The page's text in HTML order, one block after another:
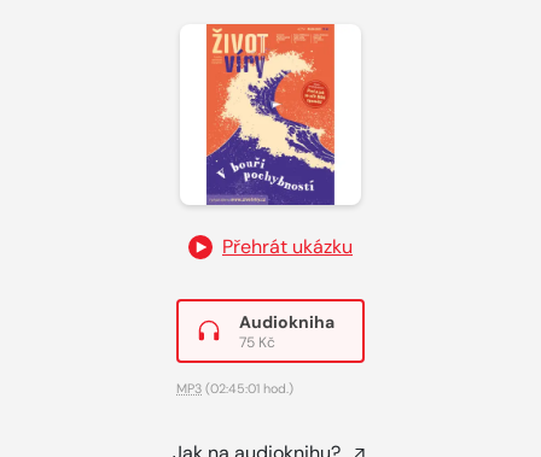
Přehrát ukázku
Audiokniha
75 Kč
MP3 (02:45:01 hod.)